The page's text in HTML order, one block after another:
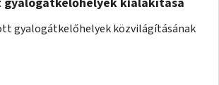
gyalogátkelőhelyek közvilágításának